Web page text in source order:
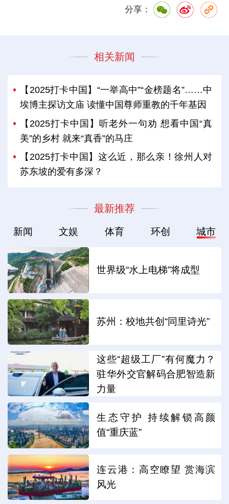
分享：
相关新闻
【2025打卡中国】“一举高中”“金榜题名”……中
埃博主探访文庙 读懂中国尊师重教的千年基因
【2025打卡中国】听老外一句劝 想看中国“真
美”的乡村 就来“真香”的马庄
【2025打卡中国】这么近，那么亲！徐州人对
苏东坡的爱有多深？
最新推荐
新闻 文娱 体育 环创 城市
世界级“水上电梯”将成型
苏州：校地共创“同里诗光”
这些“超级工厂”有何魔力？
驻华外交官解码合肥智造新
力量
生态守护 持续解锁高颜
值“重庆蓝”
连云港：高空瞭望 赏海滨
风光